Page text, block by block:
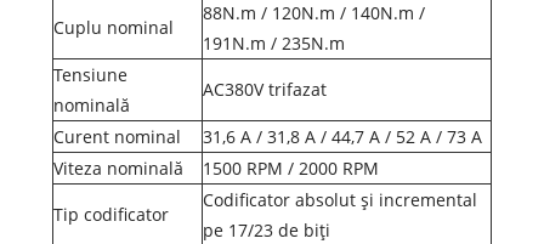
Cuplu nominal
88N.m / 120N.m / 140N.m /
191N.m / 235N.m
Tensiune
nominală
AC380V trifazat
Curent nominal
31,6 A / 31,8 A / 44,7 A / 52 A / 73 A
Viteza nominală
1500 RPM / 2000 RPM
Tip codificator
Codificator absolut și incremental
pe 17/23 de biți